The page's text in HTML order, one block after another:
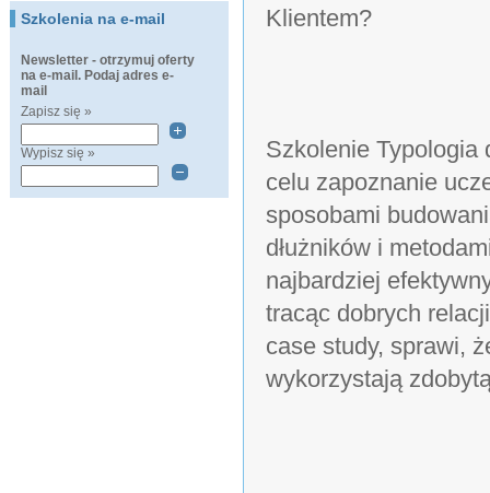
Szkolenia na e-mail
Newsletter - otrzymuj oferty
na e-mail. Podaj adres e-
mail
Zapisz się »
Wypisz się »
Klientem?
Szkolenie Typologia
celu zapoznanie
sposobami
dłużników i
najbardziej
tracąc dobrych
case study, sprawi,
wykorzystają